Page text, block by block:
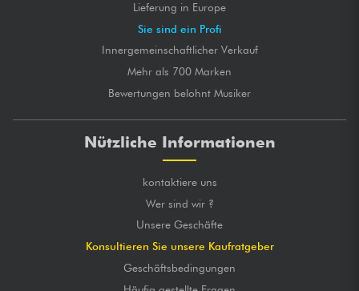
Lieferung in Europe
Sie sind ein Profi
Innergemeinschaftlicher Verkauf
Mehr als 700 Marken
Bewertungen belohnt Musiker
Nützliche Informationen
kontaktiere uns
Wer sind wir ?
Unsere Geschäfte
Konsultieren Sie unsere Kaufratgeber
Geschäftsbedingungen